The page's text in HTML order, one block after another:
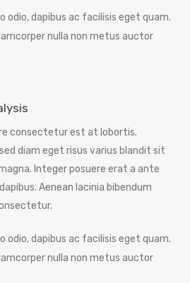
odio, dapibus ac facilisis eget quam.
nulla non metus auctor
consectetur est at lobortis.
diam eget risus varius blandit sit
Integer posuere erat a ante
Aenean lacinia bibendum
odio, dapibus ac facilisis eget quam.
nulla non metus auctor